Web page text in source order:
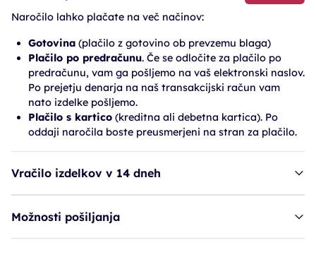
Naročilo lahko plačate na več načinov:
Gotovina (plačilo z gotovino ob prevzemu blaga)
Plačilo po predračunu. Če se odločite za plačilo po
predračunu, vam ga pošljemo na vaš elektronski naslov.
Po prejetju denarja na naš transakcijski račun vam
nato izdelke pošljemo.
Plačilo s kartico (kreditna ali debetna kartica). Po
oddaji naročila boste preusmerjeni na stran za plačilo.
Vračilo izdelkov v 14 dneh
Možnosti pošiljanja